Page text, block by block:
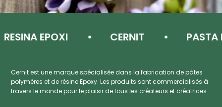
EPOXI CERNIT PASTA DE
Cernit est une marque spécialisée dans la fabrication de pâtes
polymères et de résine Epoxy. Les produits sont commercialisés à
travers le monde pour le plaisir de tous les créateurs et créatrices.